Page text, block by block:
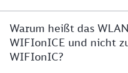
Warum heißt das
WIFIonICE und nicht
WIFIonIC?